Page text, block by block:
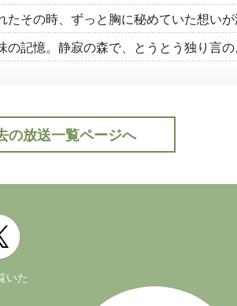
その時、ずっと胸に秘めていた想いが
記憶。静寂の森で、とうとう独り言
の放送一覧ページへ
公式Twitter(外部サイト)
いた